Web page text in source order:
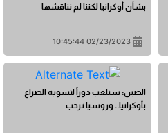
بشأن أوكرانيا لكننا لم نناقشها
02/23/2023 10:45:44
الصين: سنلعب دوراً لتسوية الصراع
بأوكرانيا.. وروسيا ترحب